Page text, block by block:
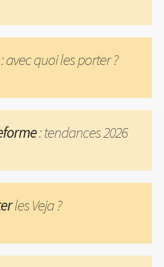
avec quoi les porter ?
: tendances 2026
les Veja ?